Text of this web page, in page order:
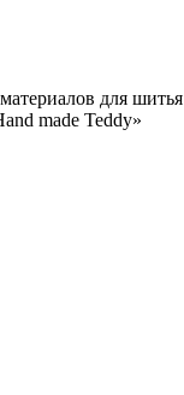
для
made Teddy»